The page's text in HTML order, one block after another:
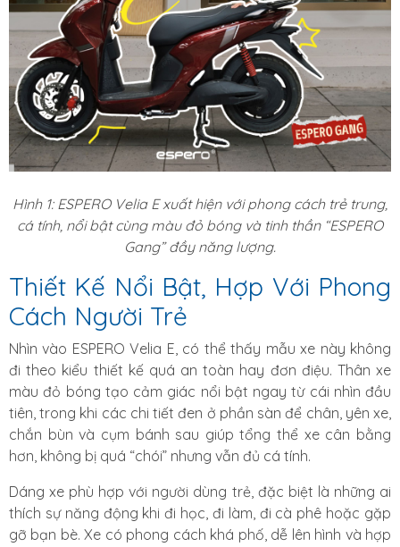
Hình 1: ESPERO Velia E xuất hiện với phong cách trẻ trung,
cá tính, nổi bật cùng màu đỏ bóng và tinh thần “ESPERO
Gang” đầy năng lượng.
Thiết Kế Nổi Bật, Hợp Với Phong
Cách Người Trẻ
Nhìn vào ESPERO Velia E, có thể thấy mẫu xe này không
đi theo kiểu thiết kế quá an toàn hay đơn điệu. Thân xe
màu đỏ bóng tạo cảm giác nổi bật ngay từ cái nhìn đầu
tiên, trong khi các chi tiết đen ở phần sàn để chân, yên xe,
chắn bùn và cụm bánh sau giúp tổng thể xe cân bằng
hơn, không bị quá “chói” nhưng vẫn đủ cá tính.
Dáng xe phù hợp với người dùng trẻ, đặc biệt là những ai
thích sự năng động khi đi học, đi làm, đi cà phê hoặc gặp
gỡ bạn bè. Xe có phong cách khá phố, dễ lên hình và hợp